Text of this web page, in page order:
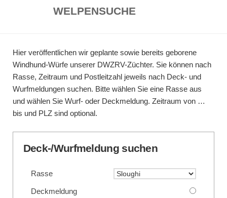
WELPENSUCHE
Hier veröffentlichen wir geplante sowie bereits geborene
Windhund-Würfe unserer DWZRV-Züchter. Sie können nach
Rasse, Zeitraum und Postleitzahl jeweils nach Deck- und
Wurfmeldungen suchen. Bitte wählen Sie eine Rasse aus
und wählen Sie Wurf- oder Deckmeldung. Zeitraum von …
bis und PLZ sind optional.
Deck-/Wurfmeldung suchen
Rasse
Deckmeldung